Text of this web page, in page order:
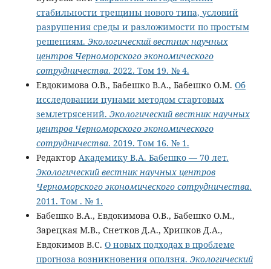
стабильности трещины нового типа, условий
разрушения среды и разложимости по простым
решениям. Экологический вестник научных
центров Черноморского экономического
сотрудничества. 2022. Том 19. № 4.
Евдокимова О.В., Бабешко В.А., Бабешко О.М. Об
исследовании цунами методом стартовых
землетрясений. Экологический вестник научных
центров Черноморского экономического
сотрудничества. 2019. Том 16. № 1.
Редактор Академику В.А. Бабешко — 70 лет.
Экологический вестник научных центров
Черноморского экономического сотрудничества.
2011. Том . № 1.
Бабешко В.А., Евдокимова О.В., Бабешко О.М.,
Зарецкая М.В., Снетков Д.А., Хрипков Д.А.,
Евдокимов В.С. О новых подходах в проблеме
прогноза возникновения оползня. Экологический